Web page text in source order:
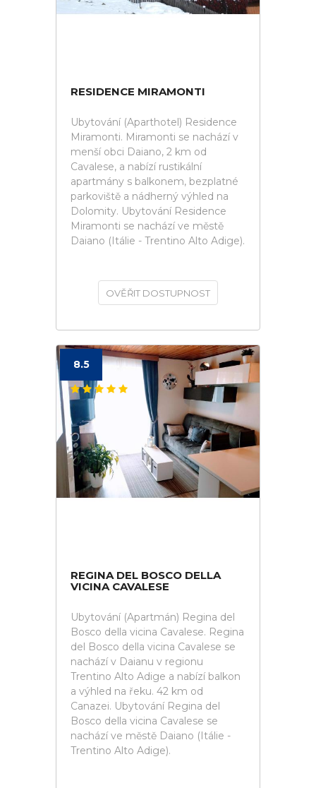
RESIDENCE MIRAMONTI
Ubytování (Aparthotel) Residence
Miramonti. Miramonti se nachází v
menší obci Daiano, 2 km od
Cavalese, a nabízí rustikální
apartmány s balkonem, bezplatné
parkoviště a nádherný výhled na
Dolomity. Ubytování Residence
Miramonti se nachází ve městě
Daiano (Itálie - Trentino Alto Adige).
OVĚŘIT DOSTUPNOST
8.5
REGINA DEL BOSCO DELLA
VICINA CAVALESE
Ubytování (Apartmán) Regina del
Bosco della vicina Cavalese. Regina
del Bosco della vicina Cavalese se
nachází v Daianu v regionu
Trentino Alto Adige a nabízí balkon
a výhled na řeku. 42 km od
Canazei. Ubytování Regina del
Bosco della vicina Cavalese se
nachází ve městě Daiano (Itálie -
Trentino Alto Adige).